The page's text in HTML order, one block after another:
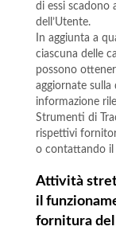
di essi scadono
dell’Utente.
In aggiunta a
ciascuna delle
possono
aggiornate sulla
informazione
Strumenti di
rispettivi
o contattando il
Attività
il
fornitura